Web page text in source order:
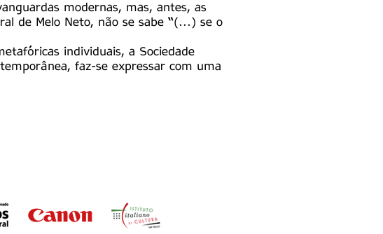
modernas, mas, antes, as
de Melo Neto, não se sabe “(...) se o
individuais, a Sociedade
faz-se expressar com uma